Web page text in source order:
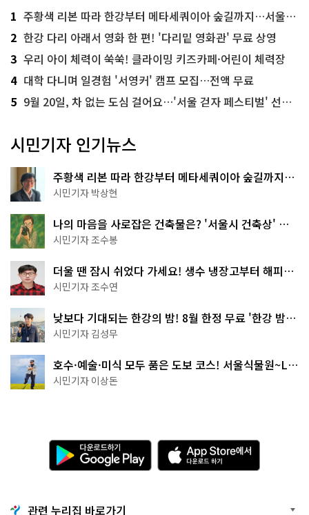
1 주황색 리본 따라 한강부터 메타세쿼이아 숲길까지…서울둘레길 15코스
2 한강 다리 아래서 영화 한 편! '다리밑 영화관' 무료 상영
3 우리 아이 체력이 쑥쑥! 클라이밍 키즈카페·어린이 체력장
4 대학 다니며 일경험 '서영커' 캠프 모집…전액 무료
5 9월 20일, 차 없는 도심 걸어요…'서울 걷자 페스티벌' 선착순 5천명
시민기자 인기뉴스
주황색 리본 따라 한강부터 메타세쿼이아 숲길까지…
서울둘레길 15코스
시민기자 박상현
나의 마음을 사로잡은 건축물은? '서울시 건축상' 수
상작 공개!
시민기자 조수봉
더울 땐 잠시 쉬었다 가세요! 생수 냉장고부터 해피소
·무더위쉼터까지
시민기자 조수연
낮보다 기대되는 한강의 밤! 8월 한정 무료 '한강 밤
핑' 예약은?
시민기자 김성무
호수·예술·미식 모두 품은 도보 코스! 서울식물원~LG
아트센터~마곡테라스거리
시민기자 이상돈
다
운
로
기
A
p
p
관련 누리집 바로가기